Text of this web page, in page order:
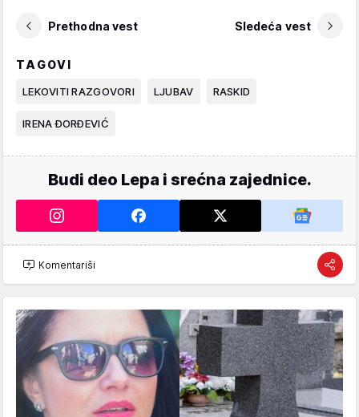
Prethodna vest Sledeća vest
TAGOVI
LEKOVITI RAZGOVORI LJUBAV RASKID
IRENA ĐORĐEVIĆ
Budi deo Lepa i srećna zajednice.
Komentariši